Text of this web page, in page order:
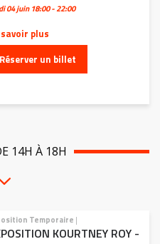
04 juin18:00 - 22:00
savoir plus
Réserver un billet
14H À 18H
Temporaire |
KOURTNEY ROY -